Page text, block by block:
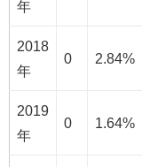
年
2018
年
0 2.84%
2019
年
0 1.64%